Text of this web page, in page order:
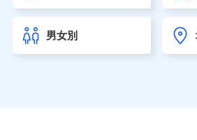
チューリッヒ生命保険株式会社
東京海上日動あんしん生命保険株
（https://www.tmn-anshin.co.jp/）
男女別